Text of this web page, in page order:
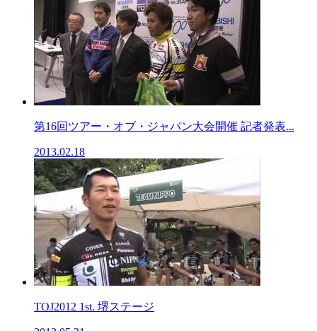
第16回ツアー・オブ・ジャパン大会開催 記者発表...
2013.02.18
TOJ2012 1st. 堺ステージ